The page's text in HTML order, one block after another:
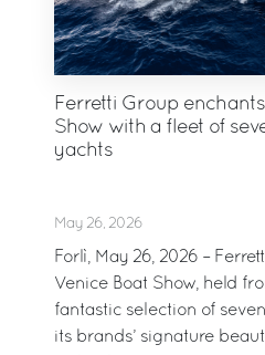
Ferretti Group
Show with a fleet of
yachts
May 26, 2026
Forlì, May 26, 2026 –
Venice Boat Show, held
fantastic selection of
its brands’ signature